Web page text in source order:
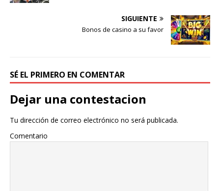
SIGUIENTE
Bonos de casino a su favor
SÉ EL PRIMERO EN COMENTAR
Dejar una contestacion
Tu dirección de correo electrónico no será publicada.
Comentario